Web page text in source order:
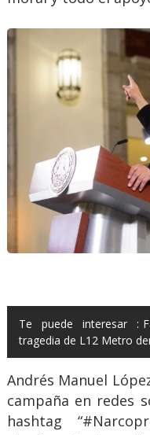
Te puede interesar :
tragedia de L12 Metro
Andrés Manuel
campaña en redes
hashtag